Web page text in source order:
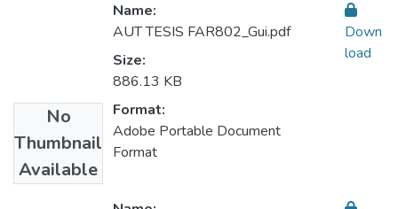
No
Thumbnail
Available
Name:
AUT TESIS FAR802_Gui.pdf
Size:
886.13 KB
Format:
Adobe Portable Document
Format
Down
load